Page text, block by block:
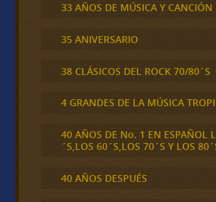
33 AÑOS DE MÚSICA Y CANCIÓN
35 ANIVERSARIO
38 CLÁSICOS DEL ROCK 70/80´S
4 GRANDES DE LA MÚSICA
40 AÑOS DE No. 1 EN ESPAÑOL
´S,LOS 60´S,LOS 70´S Y LOS
40 AÑOS DESPUÉS